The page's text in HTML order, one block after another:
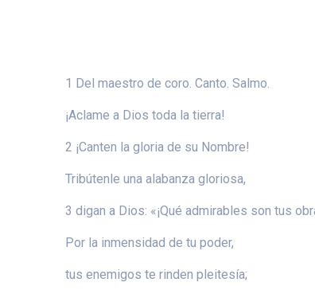
1 Del maestro de coro. Canto. Salmo.
¡Aclame a Dios toda la tierra!
2 ¡Canten la gloria de su Nombre!
Tribútenle una alabanza gloriosa,
3 digan a Dios: «¡Qué admirables son tus
Por la inmensidad de tu poder,
tus enemigos te rinden pleitesía;